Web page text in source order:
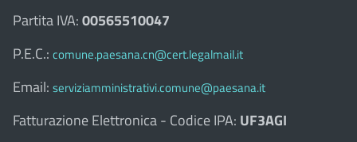
Partita IVA:00565510047
P.E.C.: comune.paesana.cn@cert.legalmail.it
Email: serviziamministrativi.comune@paesana.it
Fatturazione Elettronica - Codice IPA: UF3AGI